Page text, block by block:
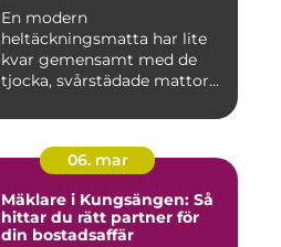
En modern
heltäckningsmatta har lite
kvar gemensamt med de
tjocka, svårstädade mattor
06. mar
Mäklare i Kungsängen: Så
hittar du rätt partner för
din bostadsaffär